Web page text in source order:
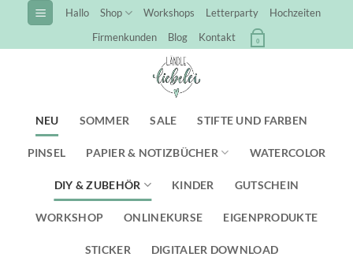
Inhalt
springen
Hallo Shop Workshops Letterparty
Hochzeiten
Firmenkunden
Blog Kontakt 0
NEU SOMMER SALE STIFTE UND FARBEN
PINSEL PAPIER & NOTIZBÜCHER WATERCOLOR
DIY & ZUBEHÖR KINDER GUTSCHEIN
WORKSHOP ONLINEKURSE EIGENPRODUKTE
STICKER DIGITALER DOWNLOAD